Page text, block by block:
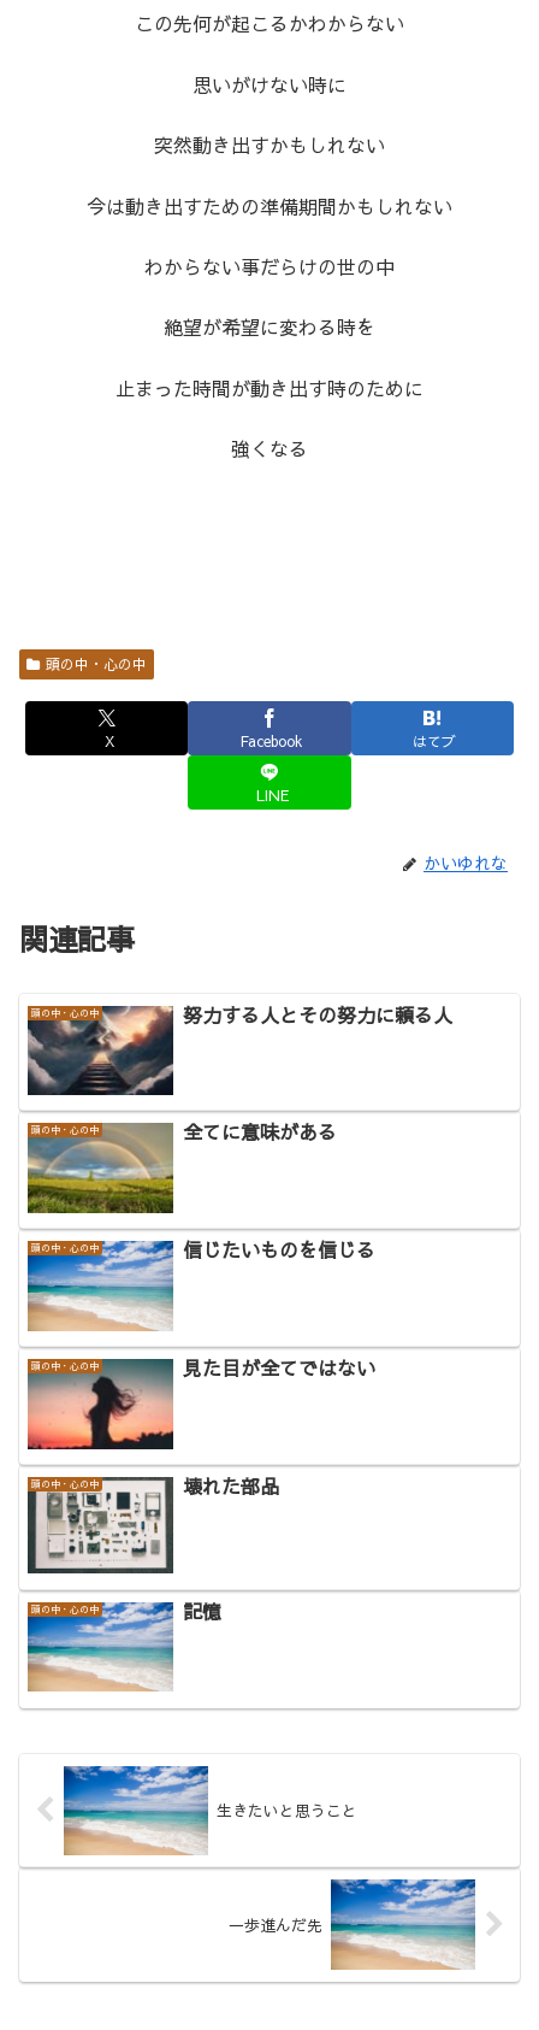
この先何が起こるかわからない
思いがけない時に
突然動き出すかもしれない
今は動き出すための準備期間かもしれない
わからない事だらけの世の中
絶望が希望に変わる時を
止まった時間が動き出す時のために
強くなる
頭の中・心の中
X Facebook はてブ
LINE
かいゆれな
関連記事
頭の中・心の中 努力する人とその努力に頼る人
頭の中・心の中 全てに意味がある
頭の中・心の中 信じたいものを信じる
頭の中・心の中 見た目が全てではない
頭の中・心の中 壊れた部品
頭の中・心の中 記憶
生きたいと思うこと
一歩進んだ先